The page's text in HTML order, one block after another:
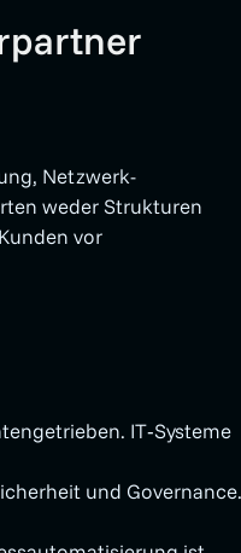
Netzwerk­
weder Strukturen
vor
IT‑Systeme
und